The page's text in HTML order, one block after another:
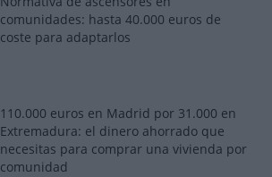
comunidades: hasta 40.000 euros de
coste para adaptarlos
110.000 euros en Madrid por 31.000 en
Extremadura: el dinero ahorrado que
necesitas para comprar una vivienda por
comunidad